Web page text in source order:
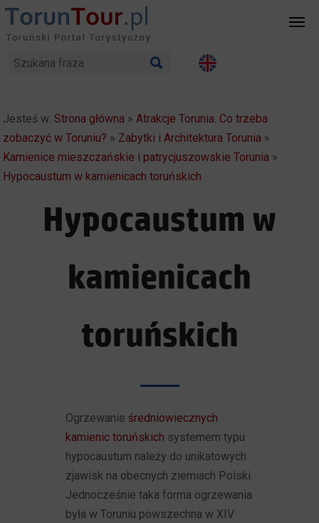
Jesteś w: Strona główna »Atrakcje Torunia. Co trzeba
zobaczyć w Toruniu? » Zabytki i Architektura Torunia »
Kamienice mieszczańskie i patrycjuszowskie Torunia »
Hypocaustum w kamienicach toruńskich
Hypocaustum w
kamienicach
toruńskich
Ogrzewanie średniowiecznych
kamienic toruńskich systemem typu
hypocaustum należy do unikatowych
zjawisk na obecnych ziemiach Polski.
Jednocześnie taka forma ogrzewania
była w Toruniu powszechna w XIV